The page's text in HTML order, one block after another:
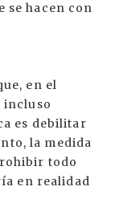
se hacen con
en el
incluso
es debilitar
la medida
todo
en realidad